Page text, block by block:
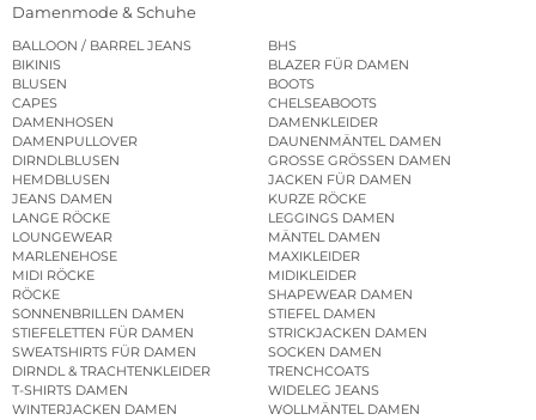
Damenmode & Schuhe
BALLOON / BARREL JEANS
BHS
BIKINIS
BLAZER FÜR DAMEN
BLUSEN
BOOTS
CAPES
CHELSEABOOTS
DAMENHOSEN
DAMENKLEIDER
DAMENPULLOVER
DAUNENMÄNTEL DAMEN
DIRNDLBLUSEN
GROSSE GRÖSSEN DAMEN
HEMDBLUSEN
JACKEN FÜR DAMEN
JEANS DAMEN
KURZE RÖCKE
LANGE RÖCKE
LEGGINGS DAMEN
LOUNGEWEAR
MÄNTEL DAMEN
MARLENEHOSE
MAXIKLEIDER
MIDI RÖCKE
MIDIKLEIDER
RÖCKE
SHAPEWEAR DAMEN
SONNENBRILLEN DAMEN
STIEFEL DAMEN
STIEFELETTEN FÜR DAMEN
STRICKJACKEN DAMEN
SWEATSHIRTS FÜR DAMEN
SOCKEN DAMEN
DIRNDL & TRACHTENKLEIDER
TRENCHCOATS
T-SHIRTS DAMEN
WIDELEG JEANS
WINTERJACKEN DAMEN
WOLLMÄNTEL DAMEN